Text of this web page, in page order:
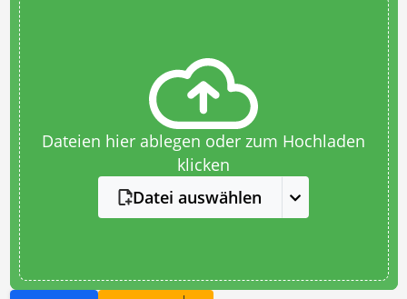
Dateien hier ablegen oder zum Hochladen
klicken
Datei auswählen